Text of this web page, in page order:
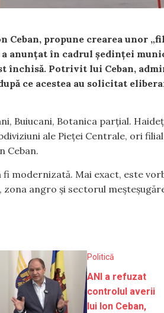
propune crearea unor
a anunțat în cadrul ședinței
închisă. Potrivit lui Ceban,
ce acestea au solicitat
Buiucani, Botanica parțial.
ale Pieței Centrale, ori
Ceban.
fi modernizată. Mai exact, este
angro și sectorul
Politică
ANI a refuzat
controlul averii
lui Ion Ceban,